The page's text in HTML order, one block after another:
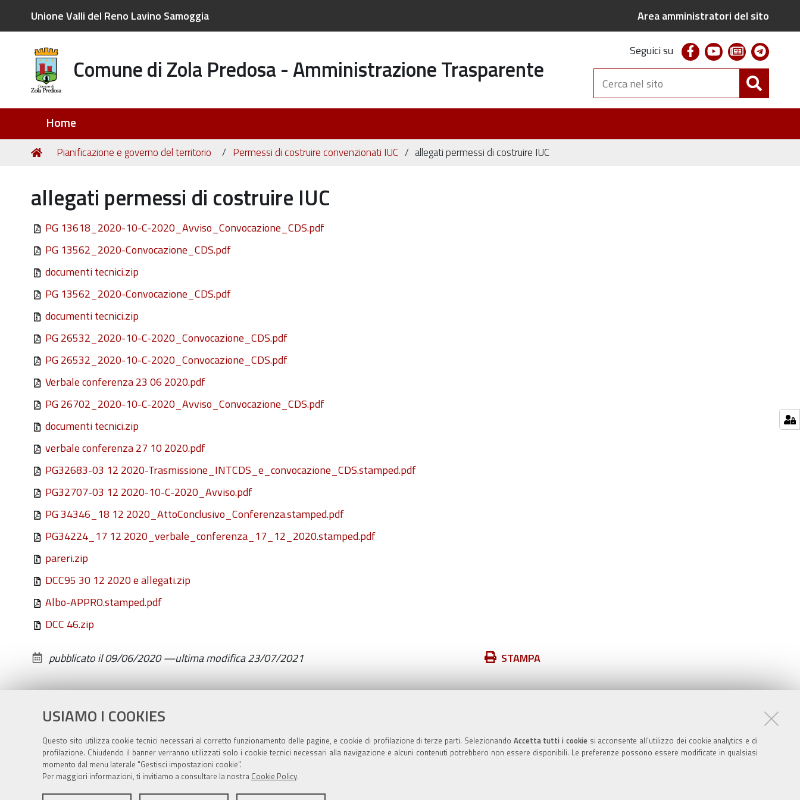
USIAMO I COOKIES
Questo sito utilizza cookie tecnici necessari al corretto funzionamento delle pagine, e cookie di profilazione di terze parti. Selezionando Accetta tutti i cookiesi acconsente all’utilizzo dei cookie analytics e di
profilazione. Chiudendo il banner verranno utilizzati solo i cookie tecnici necessari alla navigazione e alcuni contenuti potrebbero non essere disponibili. Le preferenze possono essere modificate in qualsiasi
momento dal menu laterale "Gestisci impostazioni cookie".
Per maggiori informazioni, ti invitiamo a consultare la nostra Cookie Policy.
Unione Valli del Reno Lavino Samoggia Area amministratori del sito
Comune di Zola Predosa - Amministrazione Trasparente
Seguici su facebookyoutubenewsletter
Cerca
nel
sito
Home
Tu
Home
Pianificazione e governo del territorio Permessi di costruire convenzionati IUC allegati permessi di costruire IUC
allegati permessi di costruire IUC
PG 13618_2020-10-C-2020_Avviso_Convocazione_CDS.pdf
PG 13562_2020-Convocazione_CDS.pdf
documenti tecnici.zip
PG 13562_2020-Convocazione_CDS.pdf
documenti tecnici.zip
PG 26532_2020-10-C-2020_Convocazione_CDS.pdf
PG 26532_2020-10-C-2020_Convocazione_CDS.pdf
Verbale conferenza 23 06 2020.pdf
PG 26702_2020-10-C-2020_Avviso_Convocazione_CDS.pdf
documenti tecnici.zip
verbale conferenza 27 10 2020.pdf
PG32683-03 12 2020-Trasmissione_INTCDS_e_convocazione_CDS.stamped.pdf
PG32707-03 12 2020-10-C-2020_Avviso.pdf
PG 34346_18 12 2020_AttoConclusivo_Conferenza.stamped.pdf
PG34224_17 12 2020_verbale_conferenza_17_12_2020.stamped.pdf
pareri.zip
DCC95 30 12 2020 e allegati.zip
Albo-APPRO.stamped.pdf
DCC 46.zip
Azioni
documento
STAMPA
pubblicato il09/06/2020—ultima modifica23/07/2021